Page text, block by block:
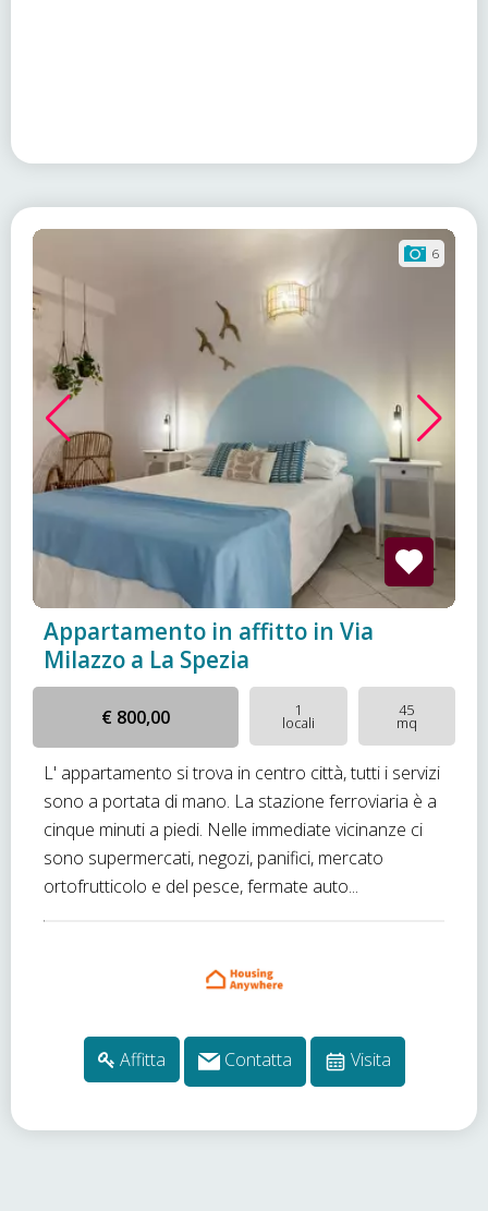
6
Appartamento in affitto in Via
Milazzo a La Spezia
€ 800,00 1
locali
45
mq
L' appartamento si trova in centro città, tutti i servizi
sono a portata di mano. La stazione ferroviaria è a
cinque minuti a piedi. Nelle immediate vicinanze ci
sono supermercati, negozi, panifici, mercato
ortofrutticolo e del pesce, fermate auto...
Affitta Contatta Visita